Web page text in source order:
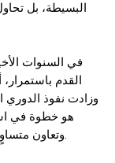
البسيطة، بل
في السنوات
القدم
هو خطوة في
وتعاون متساوٍ من قبل فيفا، وليس الاستحصال المُنصف واحد.